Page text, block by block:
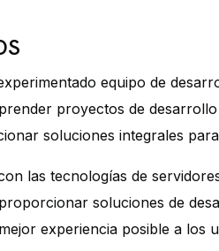
equipo de
proyectos de
soluciones integrales
las tecnologías de
soluciones de
experiencia posible a los